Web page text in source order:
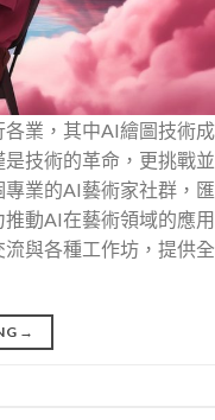
業，其中AI繪圖技術成
技術的革命，更挑戰並
業的AI藝術家社群，匯
動AI在藝術領域的應用
與各種工作坊，提供全
→